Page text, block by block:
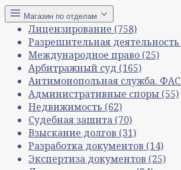
Магазин по отделам
Лицензирование (758)
Разрешительная деятельность
Международное право (25)
Арбитражный суд (165)
Антимонопольная служба. ФАС
Административные споры (55)
Недвижимость (62)
Судебная защита (70)
Взыскание долгов (31)
Разработка документов (14)
Экспертиза документов (25)